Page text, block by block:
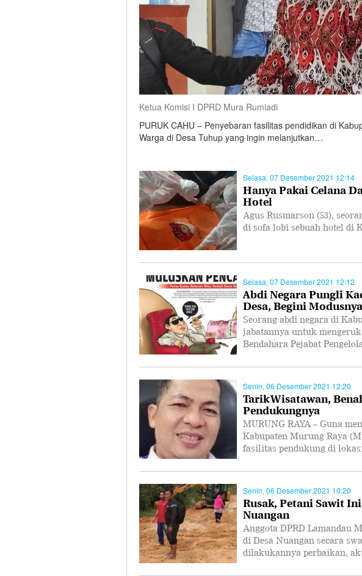
Ketua Komisi I DPRD Mura Rumiadi
PURUK CAHU – Penyebaran fasilitas pendidikan di
Warga di Desa Tuhup yang ingin melanjutkan…
Selasa, 07 Desember 2021 12:14
Hanya Pakai Celana
Hotel
Agus Rusmarson (53),
di sofa lobi sebuah hotel di
Selasa, 07 Desember 2021 12:12
Abdi Negara Pungli
Desa, Begini Modusnya
Seorang abdi negara di
jabatannya untuk
Bendahara Pejabat
Senin, 06 Desember 2021 12:20
Tarik Wisatawan,
Pendukungnya
MURUNG RAYA – Guna
Kabupaten Murung Raya
fasilitas pendukung di
Senin, 06 Desember 2021 10:20
Rusak, Petani Sawit
Nuangan
Anggota DPRD Lamandau
di Desa Nuangan secara
dilakukannya perbaikan,